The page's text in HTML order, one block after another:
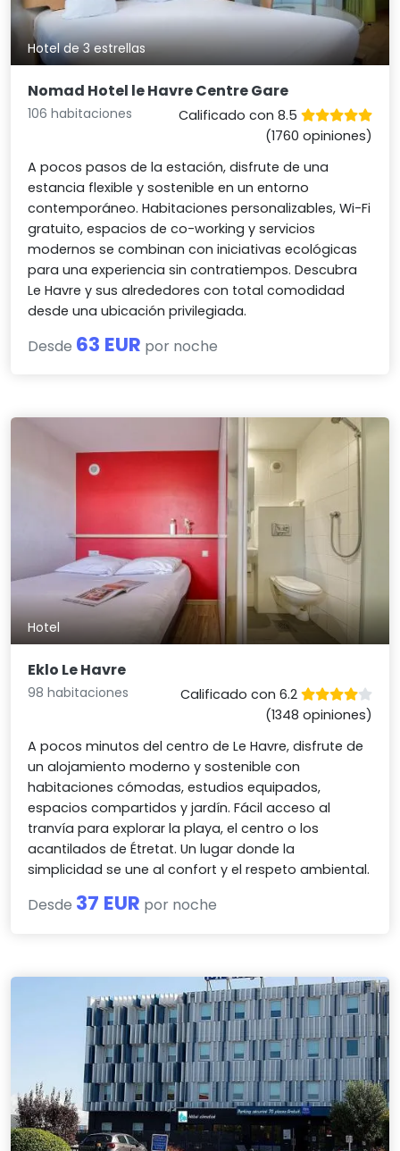
Hotel de 3 estrellas
Nomad Hotel le Havre Centre Gare
106 habitaciones
Calificado con 8.5
(1760 opiniones)
A pocos pasos de la estación, disfrute de una
estancia flexible y sostenible en un entorno
contemporáneo. Habitaciones personalizables, Wi-Fi
gratuito, espacios de co-working y servicios
modernos se combinan con iniciativas ecológicas
para una experiencia sin contratiempos. Descubra
Le Havre y sus alrededores con total comodidad
desde una ubicación privilegiada.
Desde 63 EUR por noche
Hotel
Eklo Le Havre
98 habitaciones
Calificado con 6.2
(1348 opiniones)
A pocos minutos del centro de Le Havre, disfrute de
un alojamiento moderno y sostenible con
habitaciones cómodas, estudios equipados,
espacios compartidos y jardín. Fácil acceso al
tranvía para explorar la playa, el centro o los
acantilados de Étretat. Un lugar donde la
simplicidad se une al confort y el respeto ambiental.
Desde 37 EUR por noche